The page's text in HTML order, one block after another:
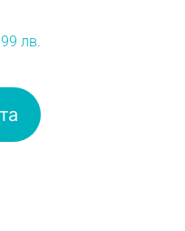
лв.